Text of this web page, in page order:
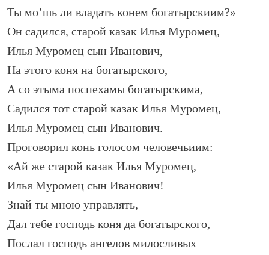
Ты мо’шь ли владать конем богатырскиим?»
Он садился, старой казак Илья Муромец,
Илья Муромец сын Иванович,
На этого коня на богатырского,
А со этыма поспехамы богатырскима,
Садился тот старой казак Илья Муромец,
Илья Муромец сын Иванович.
Проговорил конь голосом человечьиим:
«Ай же старой казак Илья Муромец,
Илья Муромец сын Иванович!
Знай ты мною управлять,
Дал тебе господь коня да богатырского,
Послал господь ангелов милосливых